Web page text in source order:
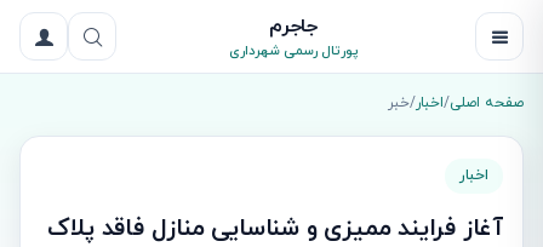
جاجرم
پورتال رسمی شهرداری
صفحه اصلی/اخبار/خبر
اخبار
آغاز فرایند ممیزی و شناسایی منازل فاقد پلاک